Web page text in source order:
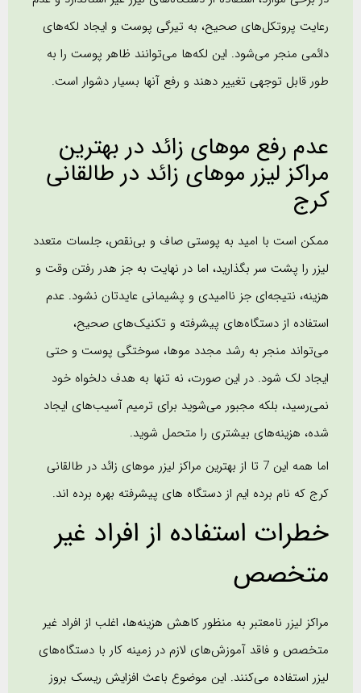
رعایت پروتکل‌های صحیح، به تیرگی پوست و ایجاد لکه‌های
دائمی منجر می‌شود. این لکه‌ها می‌توانند ظاهر پوست را به
طور قابل توجهی تغییر دهند و رفع آنها بسیار دشوار است.
عدم رفع موهای زائد در بهترین
مراکز لیزر موهای زائد در طالقانی
کرج
ممکن است با امید به پوستی صاف و بی‌نقص، جلسات متعدد
لیزر را پشت سر بگذارید، اما در نهایت به جز هدر رفتن وقت و
هزینه، نتیجه‌ای جز ناامیدی و پشیمانی عایدتان نشود. عدم
استفاده از دستگاه‌های پیشرفته و تکنیک‌های صحیح،
می‌تواند منجر به رشد مجدد موها، سوختگی پوست و حتی
ایجاد لک شود. در این صورت، نه تنها به هدف دلخواه خود
نمی‌رسید، بلکه مجبور می‌شوید برای ترمیم آسیب‌های ایجاد
شده، هزینه‌های بیشتری را متحمل شوید.
اما همه این 7 تا از بهترین مراکز لیزر موهای زائد در طالقانی
کرج که نام برده ایم از دستگاه های پیشرفته بهره برده اند.
خطرات استفاده از افراد غیر
متخصص
مراکز لیزر نامعتبر به منظور کاهش هزینه‌ها، اغلب از افراد غیر
متخصص و فاقد آموزش‌های لازم در زمینه کار با دستگاه‌های
لیزر استفاده می‌کنند. این موضوع باعث افزایش ریسک بروز